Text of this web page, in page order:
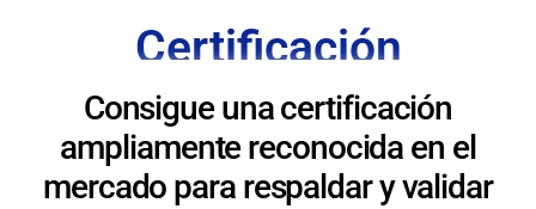
Certificación
Consigue una certificación
ampliamente reconocida en el
mercado para respaldar y validar